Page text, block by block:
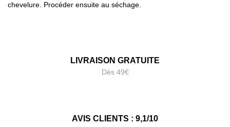
chevelure. Procéder ensuite au séchage.
LIVRAISON GRATUITE
Dès 49€
AVIS CLIENTS : 9,1/10